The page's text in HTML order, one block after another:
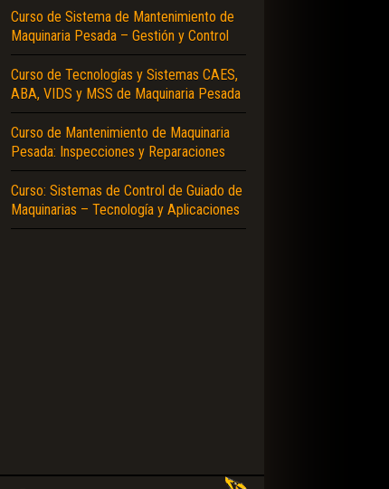
Curso de Sistema de Mantenimiento de
Maquinaria Pesada – Gestión y Control
Curso de Tecnologías y Sistemas CAES,
ABA, VIDS y MSS de Maquinaria Pesada
Curso de Mantenimiento de Maquinaria
Pesada: Inspecciones y Reparaciones
Curso: Sistemas de Control de Guiado de
Maquinarias – Tecnología y Aplicaciones